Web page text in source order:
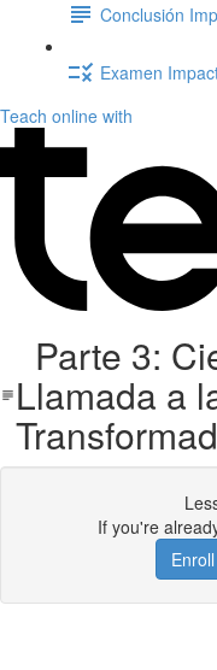
Conclusión
Examen
Teach online with
Parte 3:
Llamada a
If you're